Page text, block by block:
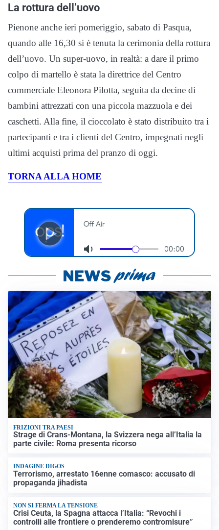
La rottura dell’uovo
Pienone anche ieri pomeriggio, sabato di Pasqua,
quando alle 16,30 si è tenuta la cerimonia della rottura
dell’uovo. Un super-uovo, in realtà: a dare il primo
colpo di martello è stata la direttrice del Centro
commerciale Eleonora Pilotta, seguita da decine di
bambini attrezzati con una piccola mazzuola e dei
caschetti. Alla fine, il cioccolato è stato distribuito tra i
partecipanti e tra i clienti del Centro, impegnati negli
ultimi acquisti prima del pranzo di oggi.
TORNA ALLA HOME
FRIZIONI TRA PAESI
Strage di Crans-Montana, la Svizzera nega all’Italia la
parte civile: Roma presenta ricorso
INDAGINE DIGOS
Terrorismo, arrestato 16enne comasco: accusato di
propaganda jihadista
NON SI FERMA LA TENSIONE
Crisi Ceuta, la Spagna attacca l’Italia: “Revochi i
controlli alle frontiere o prenderemo contromisure”